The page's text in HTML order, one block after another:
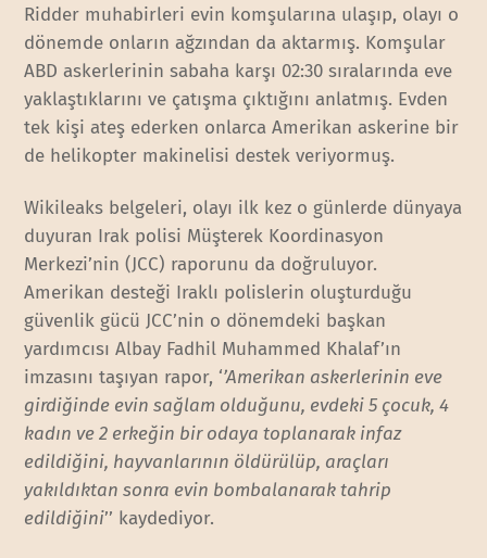
Ridder muhabirleri evin komşularına ulaşıp, olayı o
dönemde onların ağzından da aktarmış. Komşular
ABD askerlerinin sabaha karşı 02:30 sıralarında eve
yaklaştıklarını ve çatışma çıktığını anlatmış. Evden
tek kişi ateş ederken onlarca Amerikan askerine bir
de helikopter makinelisi destek veriyormuş.
Wikileaks belgeleri, olayı ilk kez o günlerde dünyaya
duyuran Irak polisi Müşterek Koordinasyon
Merkezi’nin (JCC) raporunu da doğruluyor.
Amerikan desteği Iraklı polislerin oluşturduğu
güvenlik gücü JCC’nin o dönemdeki başkan
yardımcısı Albay Fadhil Muhammed Khalaf’ın
imzasını taşıyan rapor, ‘’Amerikan askerlerinin eve
girdiğinde evin sağlam olduğunu, evdeki 5 çocuk, 4
kadın ve 2 erkeğin bir odaya toplanarak infaz
edildiğini, hayvanlarının öldürülüp, araçları
yakıldıktan sonra evin bombalanarak tahrip
edildiğini’’ kaydediyor.